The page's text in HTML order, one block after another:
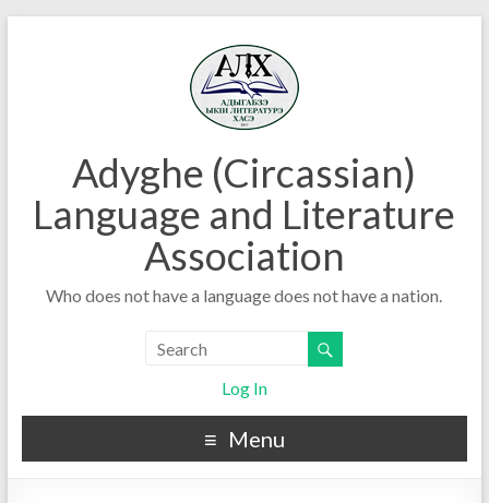
Adyghe (Circassian)
Language and Literature
Association
Who does not have a language does not have a nation.
Log In
Menu